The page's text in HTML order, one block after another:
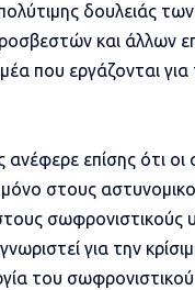
δουλειάς των
και άλλων
που εργάζονται
επίσης ότι οι
μόνο στους
σωφρονιστικούς
για την
του